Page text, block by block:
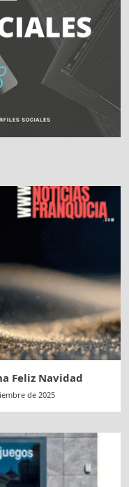
Feliz Navidad
de 2025